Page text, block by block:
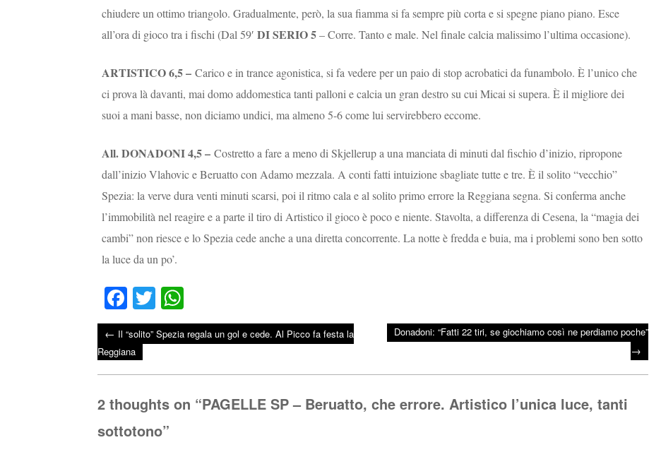
chiudere un ottimo triangolo. Gradualmente, però, la sua fiamma si fa sempre più corta e si spegne piano piano. Esce
all’ora di gioco tra i fischi (Dal 59′ DI SERIO 5– Corre. Tanto e male. Nel finale calcia malissimo l’ultima occasione).
ARTISTICO 6,5 – Carico e in trance agonistica, si fa vedere per un paio di stop acrobatici da funambolo. È l’unico che
ci prova là davanti, mai domo addomestica tanti palloni e calcia un gran destro su cui Micai si supera. È il migliore dei
suoi a mani basse, non diciamo undici, ma almeno 5-6 come lui servirebbero eccome.
All. DONADONI 4,5 – Costretto a fare a meno di Skjellerup a una manciata di minuti dal fischio d’inizio, ripropone
dall’inizio Vlahovic e Beruatto con Adamo mezzala. A conti fatti intuizione sbagliate tutte e tre. È il solito “vecchio”
Spezia: la verve dura venti minuti scarsi, poi il ritmo cala e al solito primo errore la Reggiana segna. Si conferma anche
l’immobilità nel reagire e a parte il tiro di Artistico il gioco è poco e niente. Stavolta, a differenza di Cesena, la “magia dei
cambi” non riesce e lo Spezia cede anche a una diretta concorrente. La notte è fredda e buia, ma i problemi sono ben sotto
la luce da un po’.
Fa
ce
bo
ok
T
wi
tte
ha
ts
Post navigation
← Il “solito” Spezia regala un gol e cede. Al Picco fa festa la
Reggiana
Donadoni: “Fatti 22 tiri, se giochiamo così ne perdiamo poche”
→
2 thoughts on “PAGELLE SP – Beruatto, che errore. Artistico l’unica luce, tanti
sottotono”